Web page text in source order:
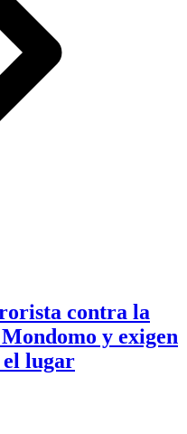
contra la
y exigen
lugar